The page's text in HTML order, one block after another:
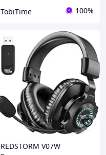
TobiTime 100%
REDSTORM V07W